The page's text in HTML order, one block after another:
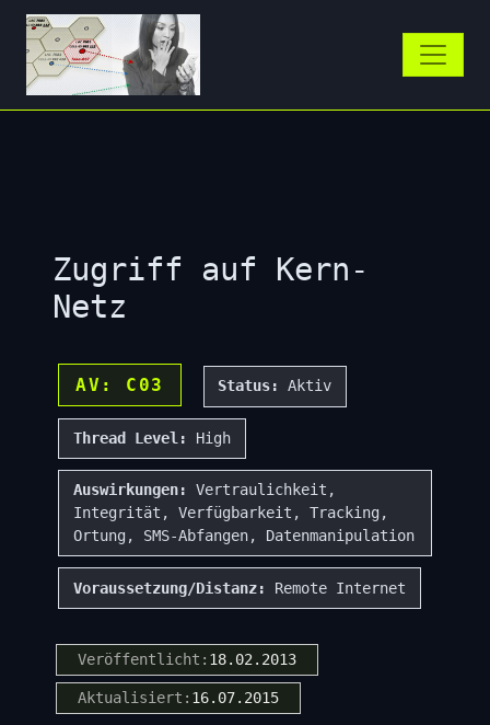
Zugriff auf Kern-
Netz
AV: C03 Status: Aktiv
Thread Level: High
Auswirkungen:
Vertraulichkeit,
Integrität, Verfügbarkeit, Tracking,
Ortung, SMS-Abfangen, Datenmanipulation
Voraussetzung/Distanz: Remote Internet
Veröffentlicht: 18.02.2013
Aktualisiert: 16.07.2015